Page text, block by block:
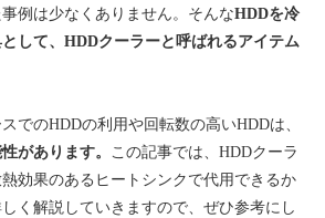
例は少なくありません。 そんなHDDを冷
して、 HDDクーラーと呼ばれるアイテム
でのHDDの利用や回転数の高いHDDは、
があります。 この記事では、HDDクーラ
効果のあるヒートシンクで代用できるか
く解説していきますので、ぜひ参考にし